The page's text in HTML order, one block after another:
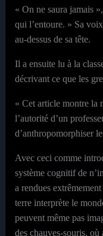
« On ne saura jamais
qui l’entoure. » Sa
au-dessus de sa tête.
Il a ensuite lu à la
décrivant ce que les
« Cet article montre la
l’autorité d’un
d’anthropomorphiser
Avec ceci comme
système cognitif de
a rendues
terre interprète le
peuvent même pas
des chauves-souris,